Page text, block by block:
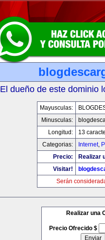
El dueño de este dominio
Mayusculas:
Minusculas:
Longitud:
13
Categorias:
Internet,
Precio:
Realizar
Visitar!
Serán
Realizar una
Precio Ofrecido $